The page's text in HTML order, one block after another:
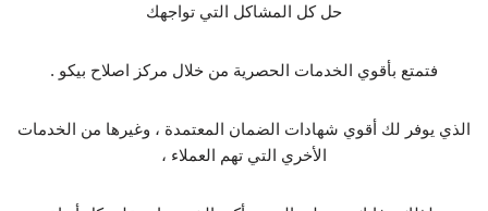
حل كل المشاكل التي تواجهك
فتمتع بأقوي الخدمات الحصرية من خلال مركز اصلاح بيكو .
الذي يوفر لك أقوي شهادات الضمان المعتمدة ، وغيرها من الخدمات
الأخري التي تهم العملاء ،